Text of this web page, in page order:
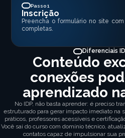
Passo 1
Inscrição
Preencha o formulário no site
completas.
Diferenciais
Conteúdo
conexões
aprendizado
No IDP, não basta aprender: é preciso
estruturado para gerar impacto imediato na
práticos, professores acessíveis e
Você sai do curso com domínio técnico,
contatos capaz de impulsionar sua